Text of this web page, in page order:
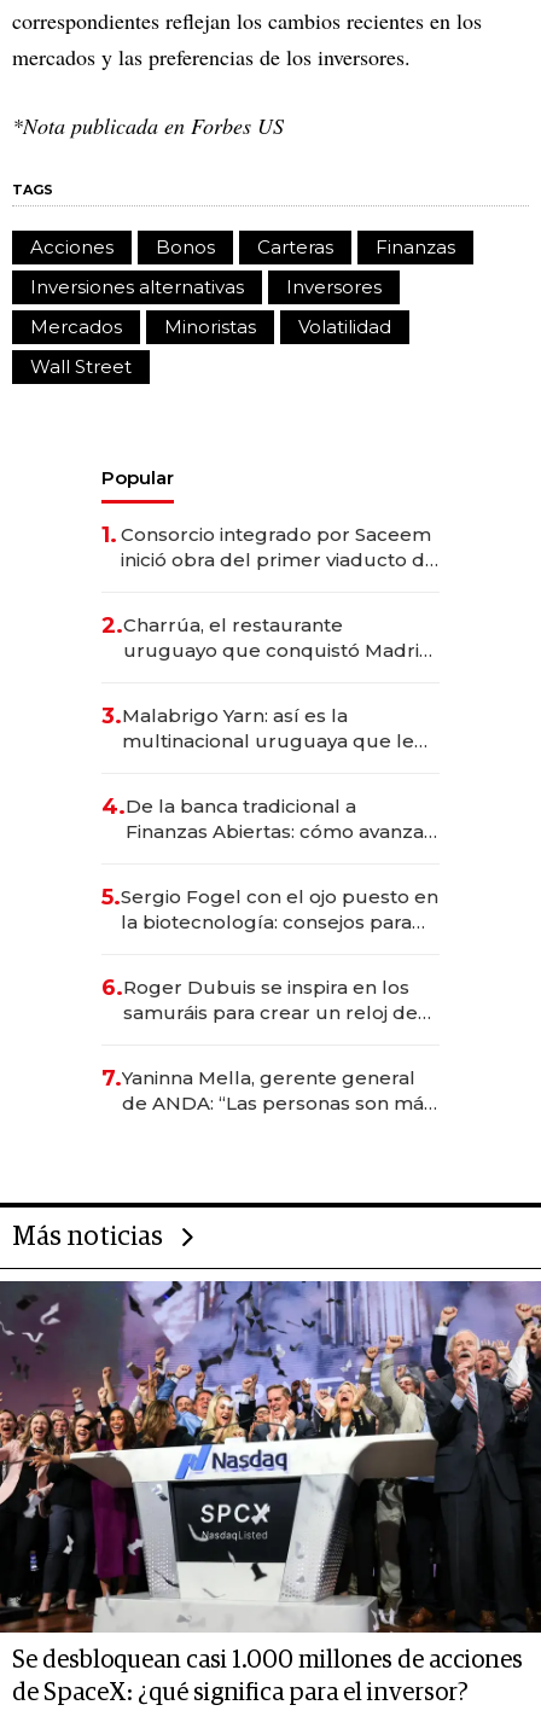
correspondientes reflejan los cambios recientes en los
mercados y las preferencias de los inversores.
*Nota publicada en Forbes US
TAGS
Acciones Bonos Carteras
Finanzas
Inversiones alternativas
Inversores
Mercados
Minoristas
Volatilidad
Wall Street
Popular
1. Consorcio integrado por Saceem
inició obra del primer viaducto de
millones
2.Charrúa, el restaurante
uruguayo que conquistó Madrid:
anticipación y prepara apertura
3.Malabrigo Yarn: así es la
multinacional uruguaya que le
4.De la banca tradicional a
Finanzas Abiertas: cómo avanza
5.Sergio Fogel con el ojo puesto en
la biotecnología: consejos para
6.Roger Dubuis se inspira en los
samuráis para crear un reloj de
7.Yaninna Mella, gerente general
de ANDA: “Las personas son más
Más noticias
Se desbloquean casi 1.000 millones de acciones
de SpaceX: ¿qué significa para el inversor?